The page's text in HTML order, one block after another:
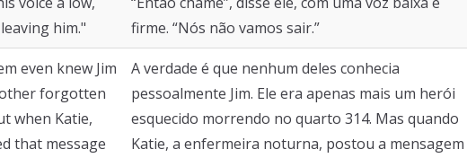
him."
firme. “Nós não vamos sair.”
even knew Jim
forgotten
when Katie,
that message
A verdade é que nenhum deles conhecia
pessoalmente Jim. Ele era apenas mais um herói
esquecido morrendo no quarto 314. Mas quando
Katie, a enfermeira noturna, postou a mensagem